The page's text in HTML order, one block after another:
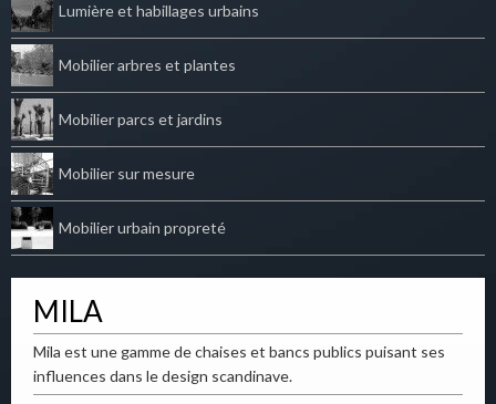
Lumière et habillages urbains
Mobilier arbres et plantes
Mobilier parcs et jardins
Mobilier sur mesure
Mobilier urbain propreté
MILA
Mila est une gamme de chaises et bancs publics puisant ses
influences dans le design scandinave.